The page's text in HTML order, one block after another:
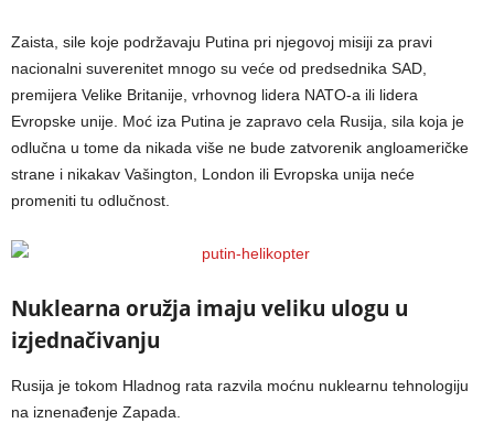
Zaista, sile koje podržavaju Putina pri njegovoj misiji za pravi
nacionalni suverenitet mnogo su veće od predsednika SAD,
premijera Velike Britanije, vrhovnog lidera NATO-a ili lidera
Evropske unije. Moć iza Putina je zapravo cela Rusija, sila koja je
odlučna u tome da nikada više ne bude zatvorenik angloameričke
strane i nikakav Vašington, London ili Evropska unija neće
promeniti tu odlučnost.
Nuklearna oružja imaju veliku ulogu u
izjednačivanju
Rusija je tokom Hladnog rata razvila moćnu nuklearnu tehnologiju
na iznenađenje Zapada.